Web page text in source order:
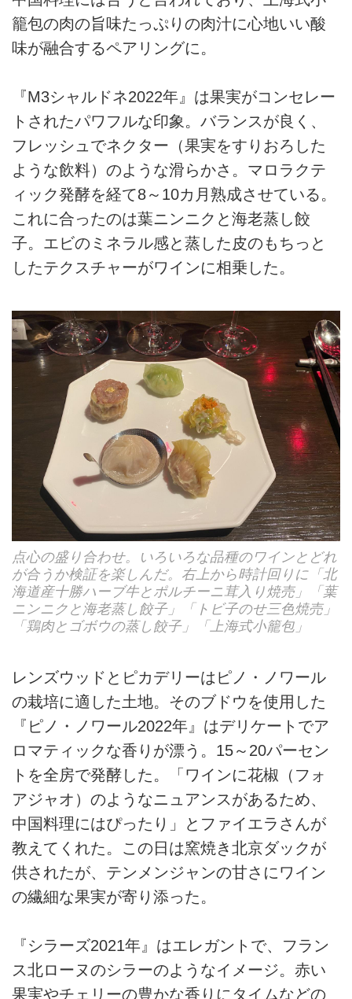
籠包の肉の旨味たっぷりの肉汁に心地いい酸
味が融合するペアリングに。
『M3シャルドネ2022年』は果実がコンセレー
トされたパワフルな印象。バランスが良く、
フレッシュでネクター（果実をすりおろした
ような飲料）のような滑らかさ。マロラクテ
ィック発酵を経て8～10カ月熟成させている。
これに合ったのは葉ニンニクと海老蒸し餃
子。エビのミネラル感と蒸した皮のもちっと
したテクスチャーがワインに相乗した。
点心の盛り合わせ。いろいろな品種のワインとどれ
が合うか検証を楽しんだ。右上から時計回りに「北
海道産十勝ハーブ牛とポルチーニ茸入り焼売」「葉
ニンニクと海老蒸し餃子」「トビ子のせ三色焼売」
「鶏肉とゴボウの蒸し餃子」「上海式小籠包」
レンズウッドとピカデリーはピノ・ノワール
の栽培に適した土地。そのブドウを使用した
『ピノ・ノワール2022年』はデリケートでア
ロマティックな香りが漂う。15～20パーセン
トを全房で発酵した。「ワインに花椒（フォ
アジャオ）のようなニュアンスがあるため、
中国料理にはぴったり」とファイエラさんが
教えてくれた。この日は窯焼き北京ダックが
供されたが、テンメンジャンの甘さにワイン
の繊細な果実が寄り添った。
『シラーズ2021年』はエレガントで、フラン
ス北ローヌのシラーのようなイメージ。赤い
果実やチェリーの豊かな香りにタイムなどの